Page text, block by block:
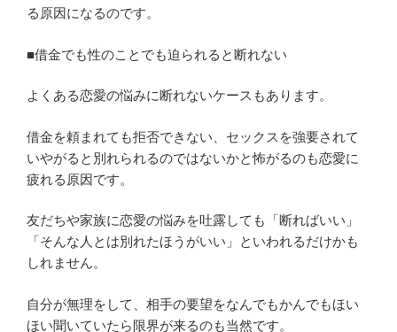
る原因になるのです。
■借金でも性のことでも迫られると断れない
よくある恋愛の悩みに断れないケースもあります。
借金を頼まれても拒否できない、セックスを強要されて
いやがると別れられるのではないかと怖がるのも恋愛に
疲れる原因です。
友だちや家族に恋愛の悩みを吐露しても「断ればいい」
「そんな人とは別れたほうがいい」といわれるだけかも
しれません。
自分が無理をして、相手の要望をなんでもかんでもほい
ほい聞いていたら限界が来るのも当然です。